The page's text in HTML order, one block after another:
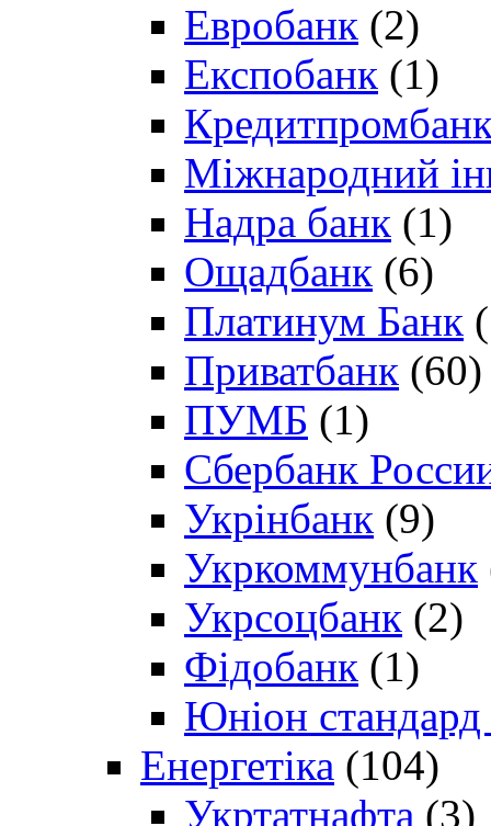
Евробанк (2)
Експобанк (1)
Міжнародний
Надра банк (1)
Ощадбанк (6)
Платинум Банк
Приватбанк (60)
ПУМБ (1)
Сбербанк
Укрінбанк (9)
Укркоммунбанк
Укрсоцбанк (2)
Фідобанк (1)
Юніон стандард
Енергетіка (104)
Укртатнафта (3)